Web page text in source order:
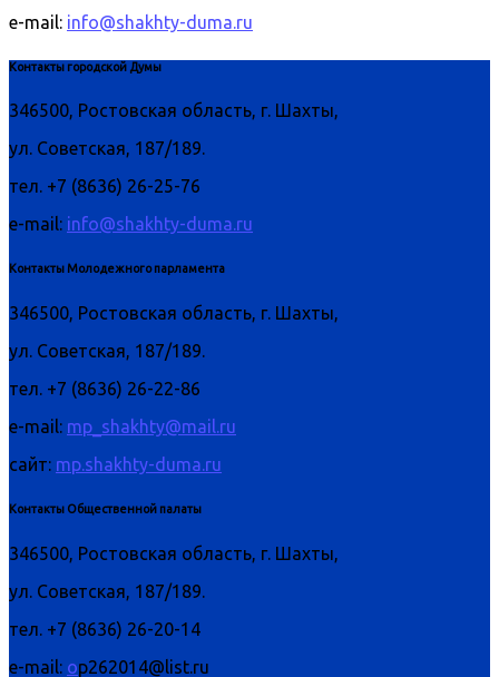
e-mail: info@shakhty-duma.ru
Контакты городской Думы
346500, Ростовская область, г. Шахты,
ул. Советская, 187/189.
тел. +7 (8636) 26-25-76
e-mail: info@shakhty-duma.ru
Контакты Молодежного парламента
346500, Ростовская область, г. Шахты,
ул. Советская, 187/189.
тел. +7 (8636) 26-22-86
e-mail: mp_shakhty@mail.ru
сайт: mp.shakhty-duma.ru
Контакты Общественной палаты
346500, Ростовская область, г. Шахты,
ул. Советская, 187/189.
тел. +7 (8636) 26-20-14
e-mail: op262014@list.ru